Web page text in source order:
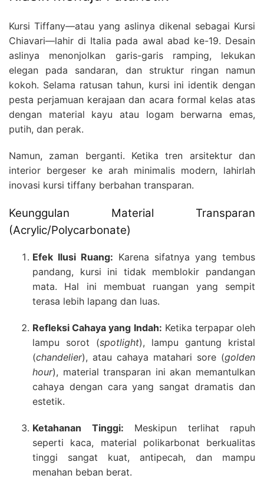
Kursi Tiffany—atau yang aslinya dikenal sebagai Kursi
Chiavari—lahir di Italia pada awal abad ke-19. Desain
aslinya menonjolkan garis-garis ramping, lekukan
elegan pada sandaran, dan struktur ringan namun
kokoh. Selama ratusan tahun, kursi ini identik dengan
pesta perjamuan kerajaan dan acara formal kelas atas
dengan material kayu atau logam berwarna emas,
putih, dan perak.
Namun, zaman berganti. Ketika tren arsitektur dan
interior bergeser ke arah minimalis modern, lahirlah
inovasi kursi tiffany berbahan transparan.
Keunggulan Material Transparan
(Acrylic/Polycarbonate)
Efek Ilusi Ruang: Karena sifatnya yang tembus
pandang, kursi ini tidak memblokir pandangan
mata. Hal ini membuat ruangan yang sempit
terasa lebih lapang dan luas.
Refleksi Cahaya yang Indah: Ketika terpapar oleh
lampu sorot (spotlight), lampu gantung kristal
(chandelier), atau cahaya matahari sore (golden
hour), material transparan ini akan memantulkan
cahaya dengan cara yang sangat dramatis dan
estetik.
Ketahanan Tinggi: Meskipun terlihat rapuh
seperti kaca, material polikarbonat berkualitas
tinggi sangat kuat, antipecah, dan mampu
menahan beban berat.